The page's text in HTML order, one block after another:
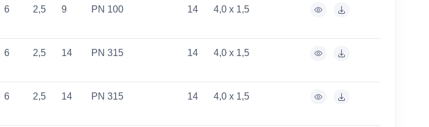
6 2,5 9 PN 100 14 4,0 x 1,5
6 2,5 14 PN 315 14 4,0 x 1,5
6 2,5 14 PN 315 14 4,0 x 1,5